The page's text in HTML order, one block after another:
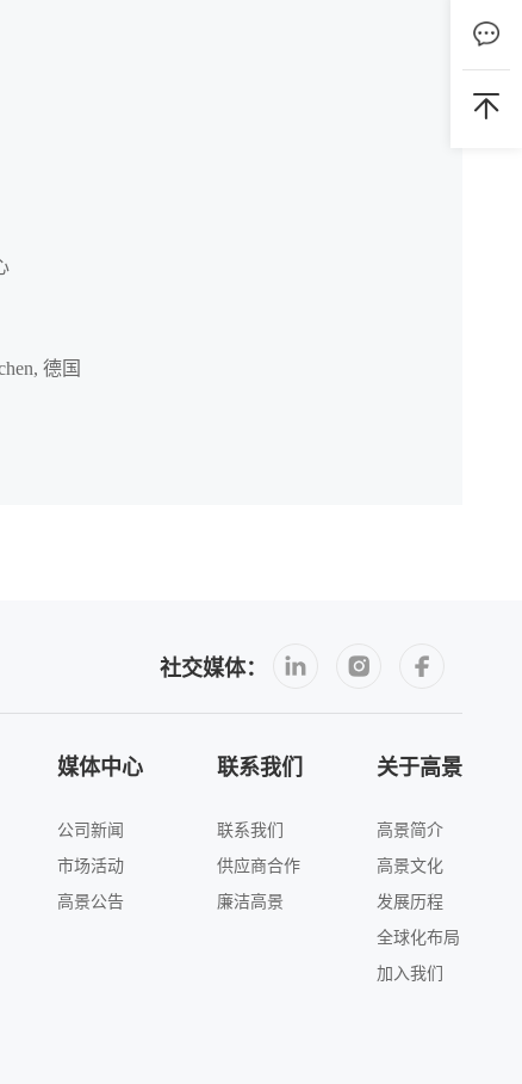
德国
社交媒体：
媒体中心
公司新闻
市场活动
高景公告
联系我们
联系我们
供应商合作
廉洁高景
关于高景
高景简介
高景文化
发展历程
全球化布局
加入我们